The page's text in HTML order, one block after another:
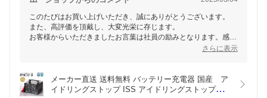
このたびはお買い上げいただき、誠にありがとうございます。
また、高評価を頂戴し、大変光栄に存じます。
お客様からいただきましたお言葉は社員の励みとなります。感謝
さらに表示
メーカー直送 送料無料 バッテリー充電器 国産　ア
イドリングストップ ISS アイドリングストップ車